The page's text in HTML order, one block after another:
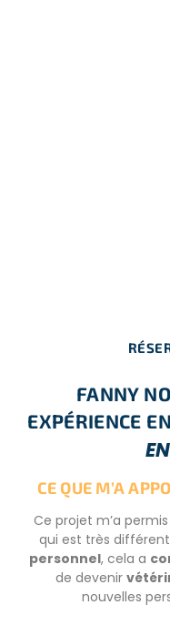
FANNY
EXPÉRIENCE
CE QUE M’A
Ce projet m’a
qui est très différent
personnel, cela a
de devenir
nouvelles